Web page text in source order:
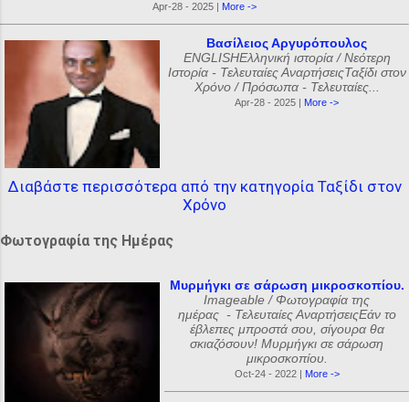
Apr-28 - 2025 | More ->
Βασίλειος Αργυρόπουλος
ENGLISHΕλληνική ιστορία / Νεότερη
Ιστορία - Τελευταίες ΑναρτήσειςΤαξίδι στον
Χρόνο / Πρόσωπα - Τελευταίες...
Apr-28 - 2025 | More ->
Διαβάστε περισσότερα από την κατηγορία Ταξίδι στον
Χρόνο
Φωτογραφία της Ημέρας
Μυρμήγκι σε σάρωση μικροσκοπίου.
Imageable / Φωτογραφία της
ημέρας - Τελευταίες ΑναρτήσειςΕάν το
έβλεπες μπροστά σου, σίγουρα θα
σκιαζόσουν! Μυρμήγκι σε σάρωση
μικροσκοπίου.
Oct-24 - 2022 | More ->